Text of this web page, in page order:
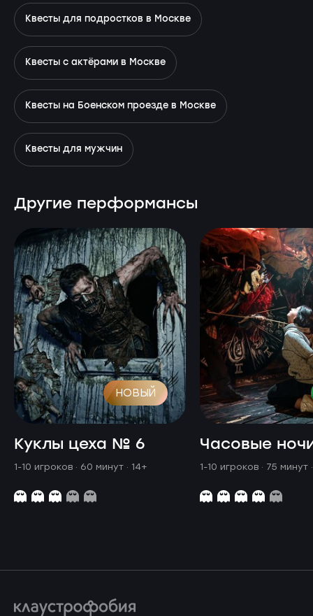
Квесты для подростков в Москве
Квесты с актёрами в Москве
Квесты на Боенском проезде в Москве
Квесты для мужчин
Другие перформансы
НОВЫЙ
Куклы цеха № 6
1-10 игроков · 60 минут · 14+
Часовые
1-10 игроков · 75 минут